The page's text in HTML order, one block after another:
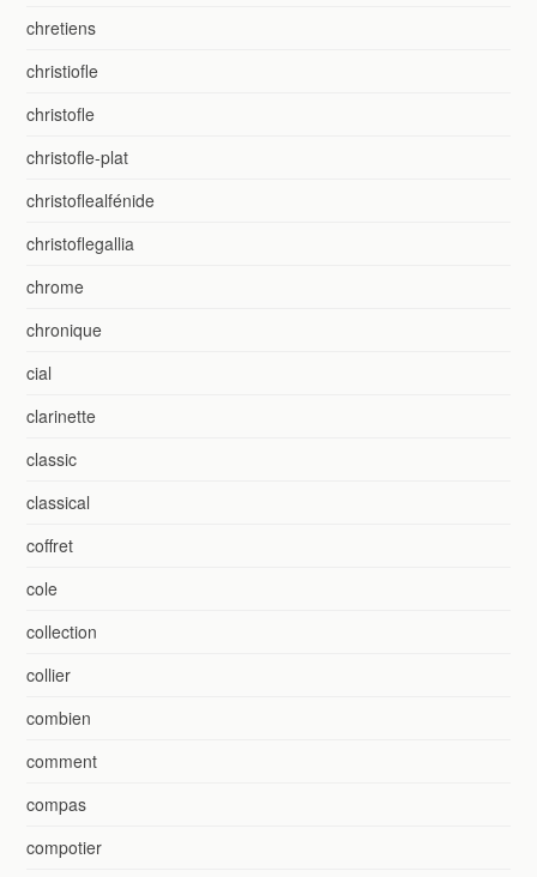
chretiens
christiofle
christofle
christofle-plat
christoflealfénide
christoflegallia
chrome
chronique
cial
clarinette
classic
classical
coffret
cole
collection
collier
combien
comment
compas
compotier